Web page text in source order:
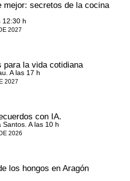
mejor: secretos de la cocina
12:30 h
2027
para la vida cotidiana
A las 17 h
2027
con IA.
A las 10 h
2026
los hongos en Aragón